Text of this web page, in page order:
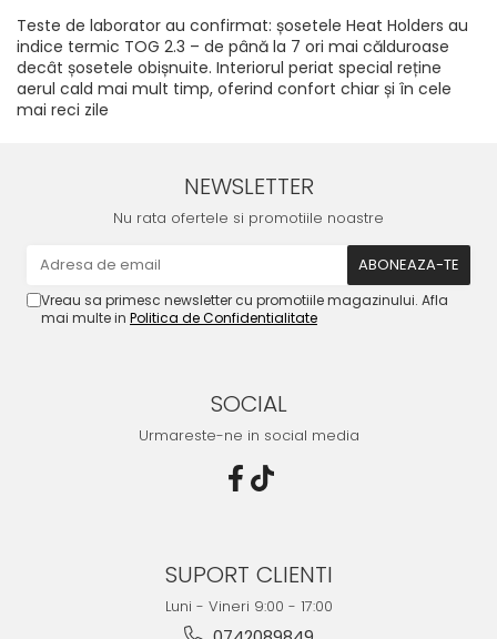
Teste de laborator au confirmat: șosetele Heat Holders au
indice termic TOG 2.3 – de până la 7 ori mai călduroase
decât șosetele obișnuite. Interiorul periat special reține
aerul cald mai mult timp, oferind confort chiar și în cele
mai reci zile
NEWSLETTER
Nu rata ofertele si promotiile noastre
Vreau sa primesc newsletter cu promotiile magazinului. Afla
mai multe in Politica de Confidentialitate
SOCIAL
Urmareste-ne in social media
SUPORT CLIENTI
Luni - Vineri 9:00 - 17:00